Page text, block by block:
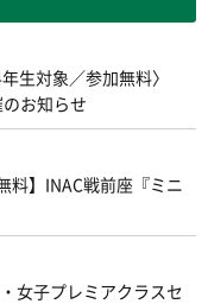
生対象／参加無料〉
お知らせ
料】INAC戦前座『ミニ
女子プレミアクラスセ